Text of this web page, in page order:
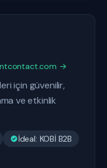
→
için güvenilir,
ve etkinlik
İdeal: KOBİ B2B